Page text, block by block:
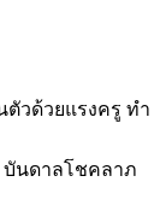
วด้วยแรงครู ทำ
นดาลโชคลาภ